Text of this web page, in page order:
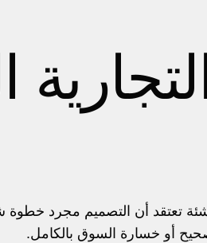
تعتقد أن التصميم مجرد خطوة
أو خسارة السوق بالكامل.